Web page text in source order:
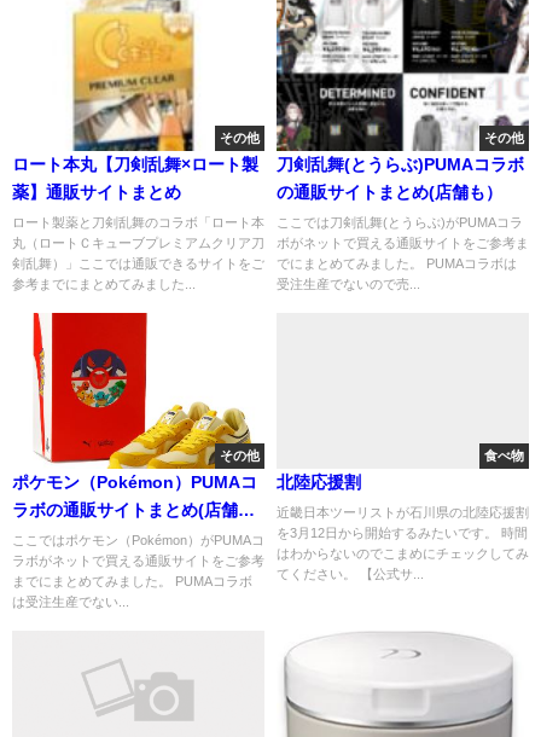
その他
ロート本丸【刀剣乱舞×ロート製
薬】通販サイトまとめ
ロート製薬と刀剣乱舞のコラボ「ロート本
丸（ロートＣキューブプレミアムクリア刀
剣乱舞）」ここでは通販できるサイトをご
参考までにまとめてみました...
その他
刀剣乱舞(とうらぶ)PUMAコラボ
の通販サイトまとめ(店舗も）
ここでは刀剣乱舞(とうらぶ)がPUMAコラ
ボがネットで買える通販サイトをご参考ま
でにまとめてみました。 PUMAコラボは
受注生産でないので売...
その他
ポケモン（Pokémon）PUMAコ
ラボの通販サイトまとめ(店舗
も）
ここではポケモン（Pokémon）がPUMAコ
ラボがネットで買える通販サイトをご参考
までにまとめてみました。 PUMAコラボ
は受注生産でない...
食べ物
北陸応援割
近畿日本ツーリストが石川県の北陸応援割
を3月12日から開始するみたいです。 時間
はわからないのでこまめにチェックしてみ
てください。 【公式サ...